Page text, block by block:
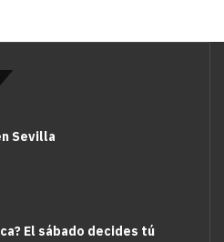
Sevilla
El sábado decides tú